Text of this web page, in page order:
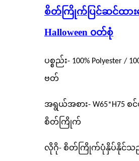
စိတ်ကြိုက်ပြင်ဆင်ထား
Halloween ၀တ်စုံ
ပစ္စည်း- 100% Polyester /
ဗတ်
အရွယ်အစား- W65*H75
စိတ်ကြိုက်
လိုဂို- စိတ်ကြိုက်ပုံနှိပ်နိုင်သ